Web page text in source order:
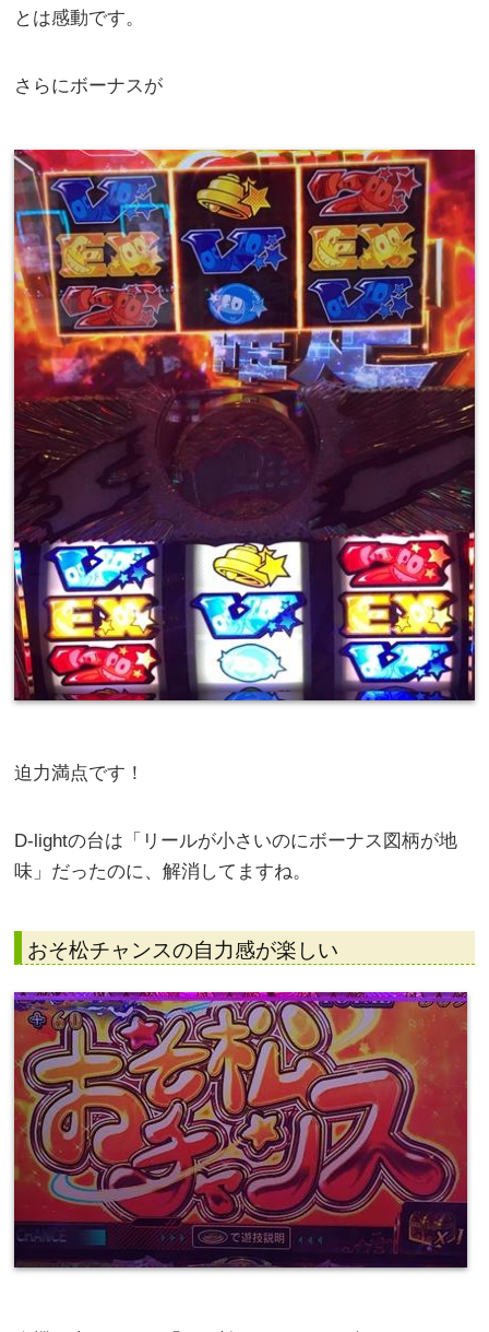
とは感動です。
さらにボーナスが
迫力満点です！
D-lightの台は「リールが小さいのにボーナス図柄が地
味」だったのに、解消してますね。
おそ松チャンスの自力感が楽しい